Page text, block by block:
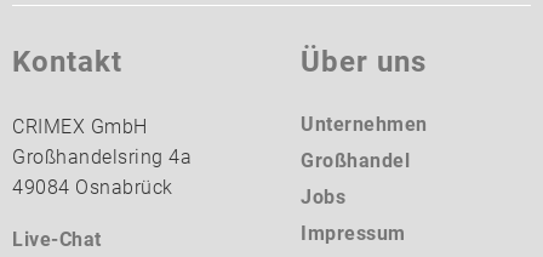
Kontakt
CRIMEX GmbH
Großhandelsring 4a
49084 Osnabrück
Live-Chat
Über uns
Unternehmen
Großhandel
Jobs
Impressum